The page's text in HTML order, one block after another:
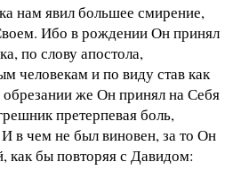
нам явил большее смирение,
Ибо в рождении Он принял
по слову апостола,
человекам и по виду став как
же Он принял на Себя
претерпевая боль,
в чем не был виновен, за то Он
как бы повторяя с Давидом: